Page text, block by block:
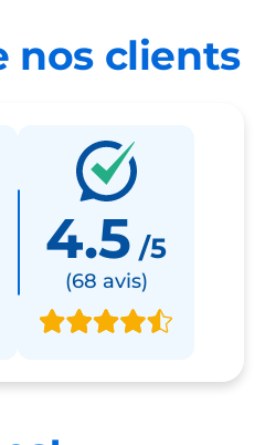
nos clients
4.5 /5
(68 avis)